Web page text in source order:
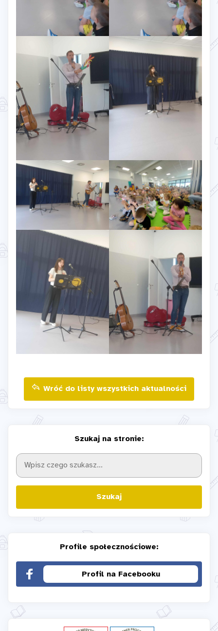
Wróć do listy wszystkich aktualności
Szukaj na stronie:
Szukaj
Profile społecznościowe:
Profil na Facebooku